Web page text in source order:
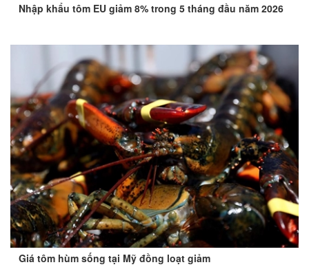
Nhập khẩu tôm EU giảm 8% trong 5 tháng đầu năm 2026
Giá tôm hùm sống tại Mỹ đồng loạt giảm